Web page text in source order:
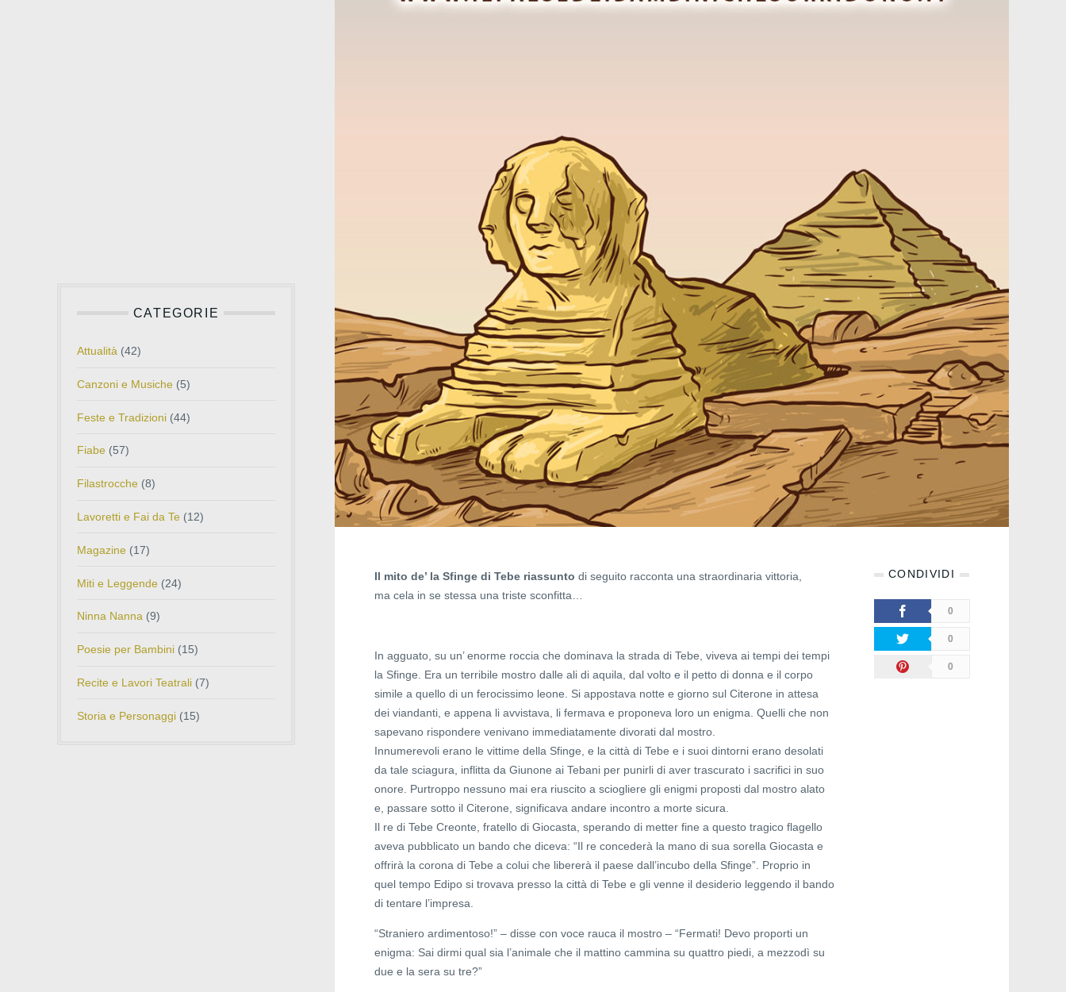
CONDIVIDI
0
0
0
Il mito de’ la Sfinge di Tebe riassunto di seguito racconta una straordinaria vittoria,
ma cela in se stessa una triste sconfitta…
In agguato, su un’ enorme roccia che dominava la strada di Tebe, viveva ai tempi dei tempi
la Sfinge. Era un terribile mostro dalle ali di aquila, dal volto e il petto di donna e il corpo
simile a quello di un ferocissimo leone. Si appostava notte e giorno sul Citerone in attesa
dei viandanti, e appena li avvistava, li fermava e proponeva loro un enigma. Quelli che non
sapevano rispondere venivano immediatamente divorati dal mostro.
Innumerevoli erano le vittime della Sfinge, e la città di Tebe e i suoi dintorni erano desolati
da tale sciagura, inflitta da Giunone ai Tebani per punirli di aver trascurato i sacrifici in suo
onore. Purtroppo nessuno mai era riuscito a sciogliere gli enigmi proposti dal mostro alato
e, passare sotto il Citerone, significava andare incontro a morte sicura.
Il re di Tebe Creonte, fratello di Giocasta, sperando di metter fine a questo tragico flagello
aveva pubblicato un bando che diceva: “Il re concederà la mano di sua sorella Giocasta e
offrirà la corona di Tebe a colui che libererà il paese dall’incubo della Sfinge”. Proprio in
quel tempo Edipo si trovava presso la città di Tebe e gli venne il desiderio leggendo il bando
di tentare l’impresa.
“Straniero ardimentoso!” – disse con voce rauca il mostro – “Fermati! Devo proporti un
enigma: Sai dirmi qual sia l’animale che il mattino cammina su quattro piedi, a mezzodì su
due e la sera su tre?”
CATEGORIE
Attualità (42)
Canzoni e Musiche (5)
Feste e Tradizioni (44)
Fiabe (57)
Filastrocche (8)
Lavoretti e Fai da Te (12)
Magazine (17)
Miti e Leggende (24)
Ninna Nanna (9)
Poesie per Bambini (15)
Recite e Lavori Teatrali (7)
Storia e Personaggi (15)